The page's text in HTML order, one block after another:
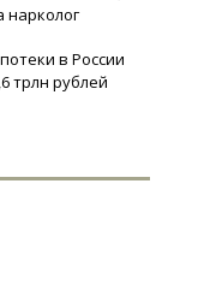
нарколог
в России
трлн рублей